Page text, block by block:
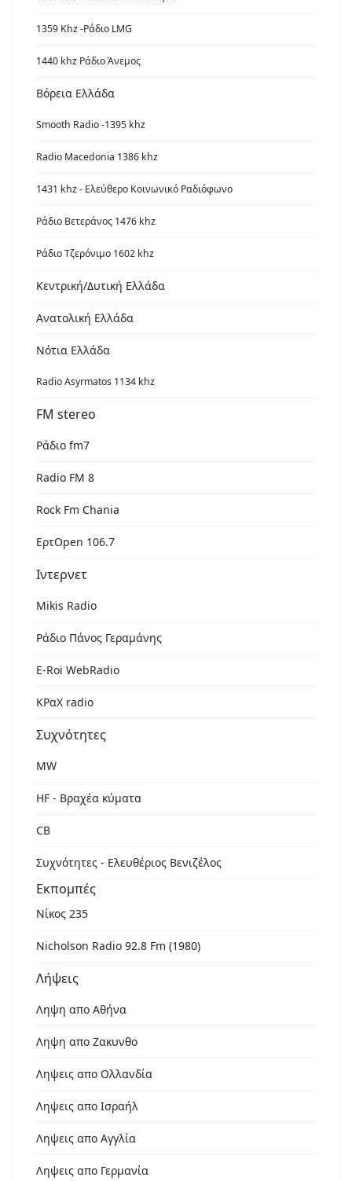
1359 Khz -Ράδιο LMG
1440 khz Ράδιο Άνεμος
Βόρεια Ελλάδα
Smooth Radio -1395 khz
Radio Macedonia 1386 khz
1431 khz - Ελεύθερο Κοινωνικό Ραδιόφωνο
Ράδιο Βετεράνος 1476 khz
Ράδιο Τζερόνιμο 1602 khz
Κεντρική/Δυτική Ελλάδα
Ανατολική Ελλάδα
Νότια Ελλάδα
Radio Asyrmatos 1134 khz
FM stereo
Ράδιο fm7
Radio FM 8
Rock Fm Chania
ΕρτOpen 106.7
Ιντερνετ
Mikis Radio
Ράδιο Πάνος Γεραμάνης
Ε-Roi WebRadio
ΚΡαΧ radio
Συχνότητες
MW
HF - Βραχέα κύματα
CB
Συχνότητες - Ελευθέριος Βενιζέλος
Εκπομπές
Νίκος 235
Nicholson Radio 92.8 Fm (1980)
Λήψεις
Ληψη απο Αθήνα
Ληψη απο Ζακυνθο
Ληψεις απο Ολλανδία
Ληψεις απο Ισραήλ
Ληψεις απο Αγγλία
Ληψεις απο Γερμανία